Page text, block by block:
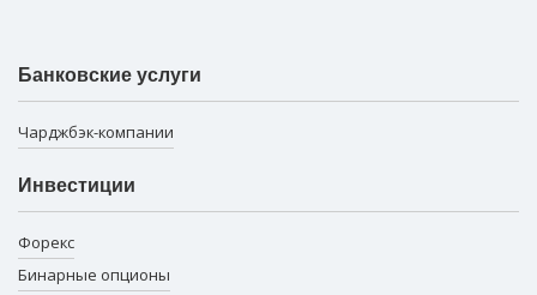
Банковские услуги
Чарджбэк-компании
Инвестиции
Форекс
Бинарные опционы